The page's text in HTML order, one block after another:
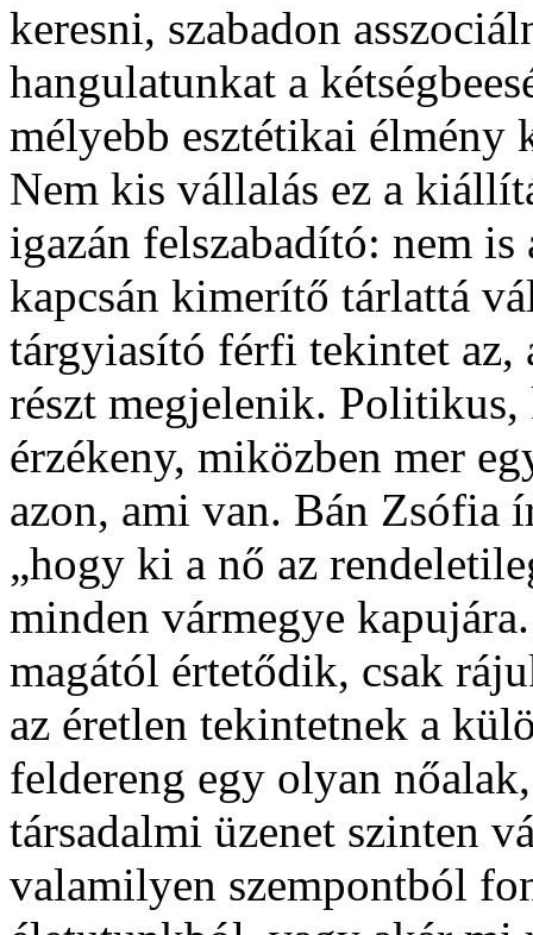
keresni, szabadon
hangulatunkat a
mélyebb esztétikai élmény
Nem kis vállalás ez a
igazán felszabadító: nem is
kapcsán kimerítő tárlattá
tárgyiasító férfi tekintet az,
részt megjelenik.
érzékeny, miközben mer
azon, ami van. Bán Zsófia
„hogy ki a nő az
minden vármegye
magától értetődik, csak
az éretlen tekintetnek a
feldereng egy olyan
társadalmi üzenet szinten
valamilyen szempontból